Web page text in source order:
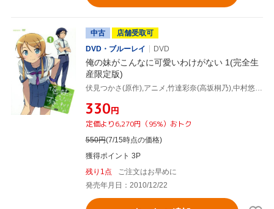
中古
店舗受取可
DVD・ブルーレイ
DVD
俺の妹がこんなに可愛いわけがない 1(完全生
産限定版)
¥330円
定価より6,270円（95%）おトク
550円(7/15時点の価格)
獲得ポイント 3P
残り1点
ご注文はお早めに
発売年月日：2010/12/22